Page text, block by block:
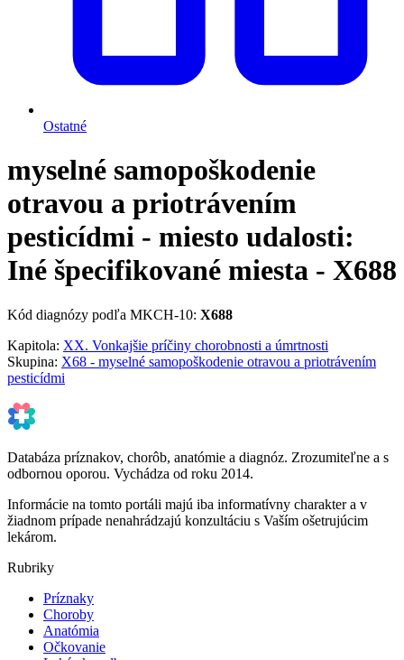
Ostatné
myselné samopoškodenie
otravou a priotrávením
pesticídmi - miesto udalosti:
Iné špecifikované miesta - X688
Kód diagnózy podľa MKCH-10: X688
Kapitola: XX. Vonkajšie príčiny chorobnosti a úmrtnosti
Skupina: X68 - myselné samopoškodenie otravou a priotrávením
pesticídmi
Databáza príznakov, chorôb, anatómie a diagnóz. Zrozumiteľne a s
odbornou oporou. Vychádza od roku 2014.
Informácie na tomto portáli majú iba informatívny charakter a v
žiadnom prípade nenahrádzajú konzultáciu s Vaším ošetrujúcim
lekárom.
Rubriky
Príznaky
Choroby
Anatómia
Očkovanie